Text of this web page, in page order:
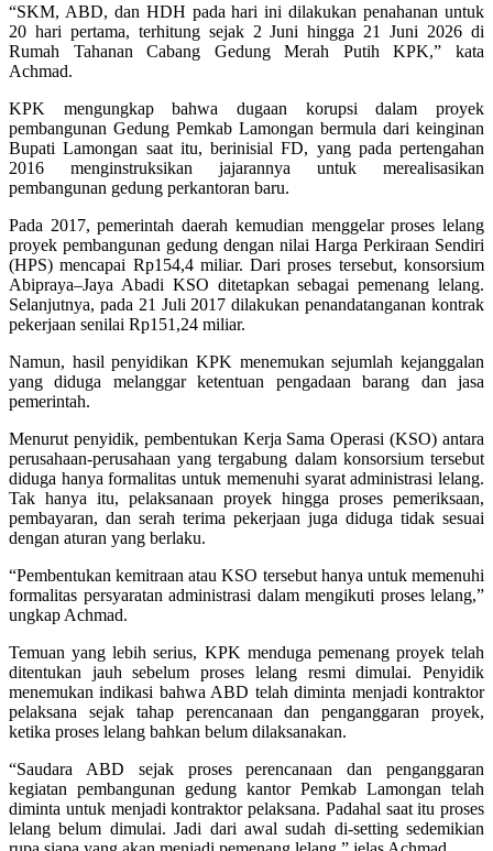
“SKM, ABD, dan HDH pada hari ini dilakukan penahanan untuk
20 hari pertama, terhitung sejak 2 Juni hingga 21 Juni 2026 di
Rumah Tahanan Cabang Gedung Merah Putih KPK,” kata
Achmad.
KPK mengungkap bahwa dugaan korupsi dalam proyek
pembangunan Gedung Pemkab Lamongan bermula dari keinginan
Bupati Lamongan saat itu, berinisial FD, yang pada pertengahan
2016 menginstruksikan jajarannya untuk merealisasikan
pembangunan gedung perkantoran baru.
Pada 2017, pemerintah daerah kemudian menggelar proses lelang
proyek pembangunan gedung dengan nilai Harga Perkiraan Sendiri
(HPS) mencapai Rp154,4 miliar. Dari proses tersebut, konsorsium
Abipraya–Jaya Abadi KSO ditetapkan sebagai pemenang lelang.
Selanjutnya, pada 21 Juli 2017 dilakukan penandatanganan kontrak
pekerjaan senilai Rp151,24 miliar.
Namun, hasil penyidikan KPK menemukan sejumlah kejanggalan
yang diduga melanggar ketentuan pengadaan barang dan jasa
pemerintah.
Menurut penyidik, pembentukan Kerja Sama Operasi (KSO) antara
perusahaan-perusahaan yang tergabung dalam konsorsium tersebut
diduga hanya formalitas untuk memenuhi syarat administrasi lelang.
Tak hanya itu, pelaksanaan proyek hingga proses pemeriksaan,
pembayaran, dan serah terima pekerjaan juga diduga tidak sesuai
dengan aturan yang berlaku.
“Pembentukan kemitraan atau KSO tersebut hanya untuk memenuhi
formalitas persyaratan administrasi dalam mengikuti proses lelang,”
ungkap Achmad.
Temuan yang lebih serius, KPK menduga pemenang proyek telah
ditentukan jauh sebelum proses lelang resmi dimulai. Penyidik
menemukan indikasi bahwa ABD telah diminta menjadi kontraktor
pelaksana sejak tahap perencanaan dan penganggaran proyek,
ketika proses lelang bahkan belum dilaksanakan.
“Saudara ABD sejak proses perencanaan dan penganggaran
kegiatan pembangunan gedung kantor Pemkab Lamongan telah
diminta untuk menjadi kontraktor pelaksana. Padahal saat itu proses
lelang belum dimulai. Jadi dari awal sudah di-setting sedemikian